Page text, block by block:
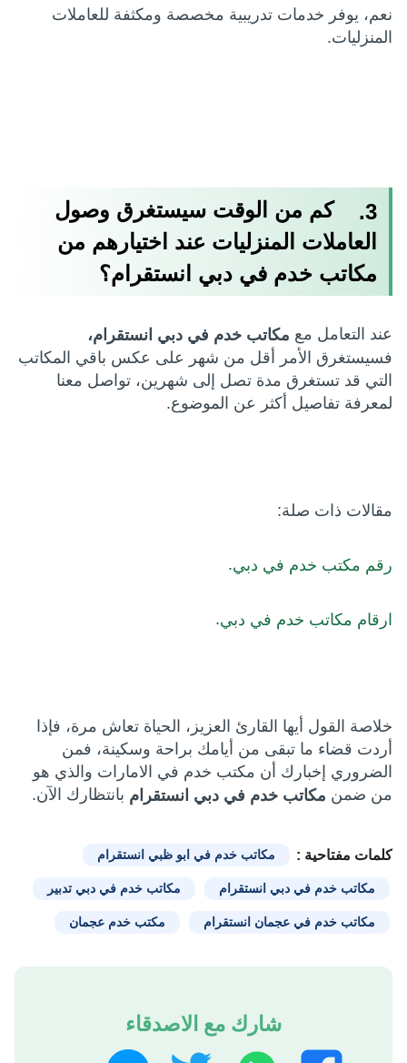
نعم، يوفر خدمات تدريبية مخصصة ومكثفة للعاملات
المنزليات.
3.
كم من الوقت سيستغرق وصول
العاملات المنزليات عند اختيارهم من
مكاتب خدم في دبي انستقرام؟
عند التعامل مع مكاتب خدم في دبي انستقرام،
فسيستغرق الأمر أقل من شهر على عكس باقي المكاتب
التي قد تستغرق مدة تصل إلى شهرين، تواصل معنا
لمعرفة تفاصيل أكثر عن الموضوع.
مقالات ذات صلة:
رقم مكتب خدم في دبي.
ارقام مكاتب خدم في دبي.
خلاصة القول أيها القارئ العزيز، الحياة تعاش مرة، فإذا
أردت قضاء ما تبقى من أيامك براحة وسكينة، فمن
الضروري إخبارك أن مكتب خدم في الامارات والذي هو
من ضمن مكاتب خدم في دبي انستقرام بانتظارك الآن.
كلمات مفتاحية : مكاتب خدم في ابو ظبي انستقرام
مكاتب خدم في دبي انستقرام مكاتب خدم في دبي تدبير
مكاتب خدم في عجمان انستقرام مكتب خدم عجمان
شارك مع الاصدقاء